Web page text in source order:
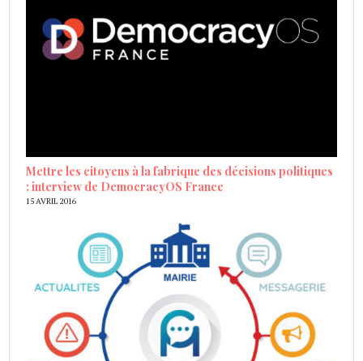
Mettre les citoyens à la fabrique des décisions politiques
: interview de DemocracyOS France
15 AVRIL 2016